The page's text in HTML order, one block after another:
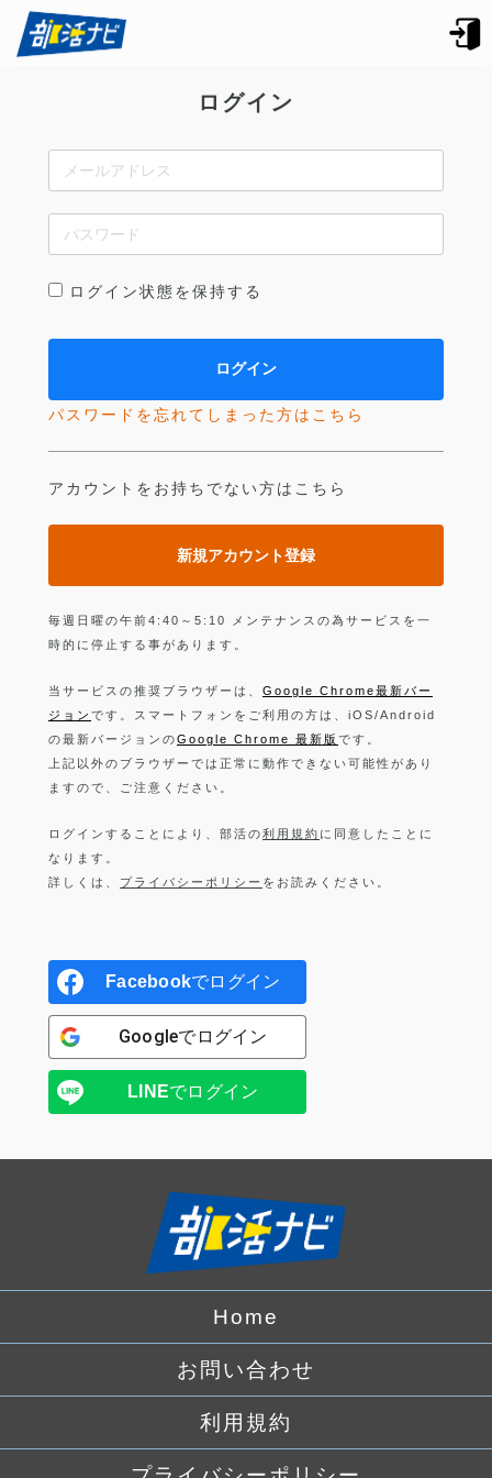
ログイン
ログイン状態を保持する
パスワードを忘れてしまった方はこちら
アカウントをお持ちでない方はこちら
新規アカウント登録
毎週日曜の午前4:40～5:10 メンテナンスの為サービスを一
時的に停止する事があります。
当サービスの推奨ブラウザーは、 Google Chrome最新バー
ジョン です。スマートフォンをご利用の方は、iOS/Android
の最新バージョンのGoogle Chrome 最新版 です。
上記以外のブラウザーでは正常に動作できない可能性があり
ますので、ご注意ください。
ログインすることにより、部活の利用規約 に同意したことに
なります。
詳しくは、 プライバシーポリシー をお読みください。
Facebookでログイン
Googleでログイン
LINEでログイン
Home
お問い合わせ
利用規約